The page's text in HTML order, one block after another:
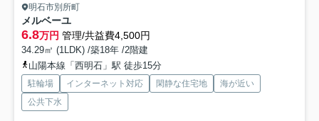
明石市別所町
メルベーユ
6.8万円 管理/共益費4,500円
34.29㎡ (1LDK) /築18年 /2階建
山陽本線「西明石」駅 徒歩15分
駐輪場 インターネット対応 閑静な住宅地
海が近い
公共下水